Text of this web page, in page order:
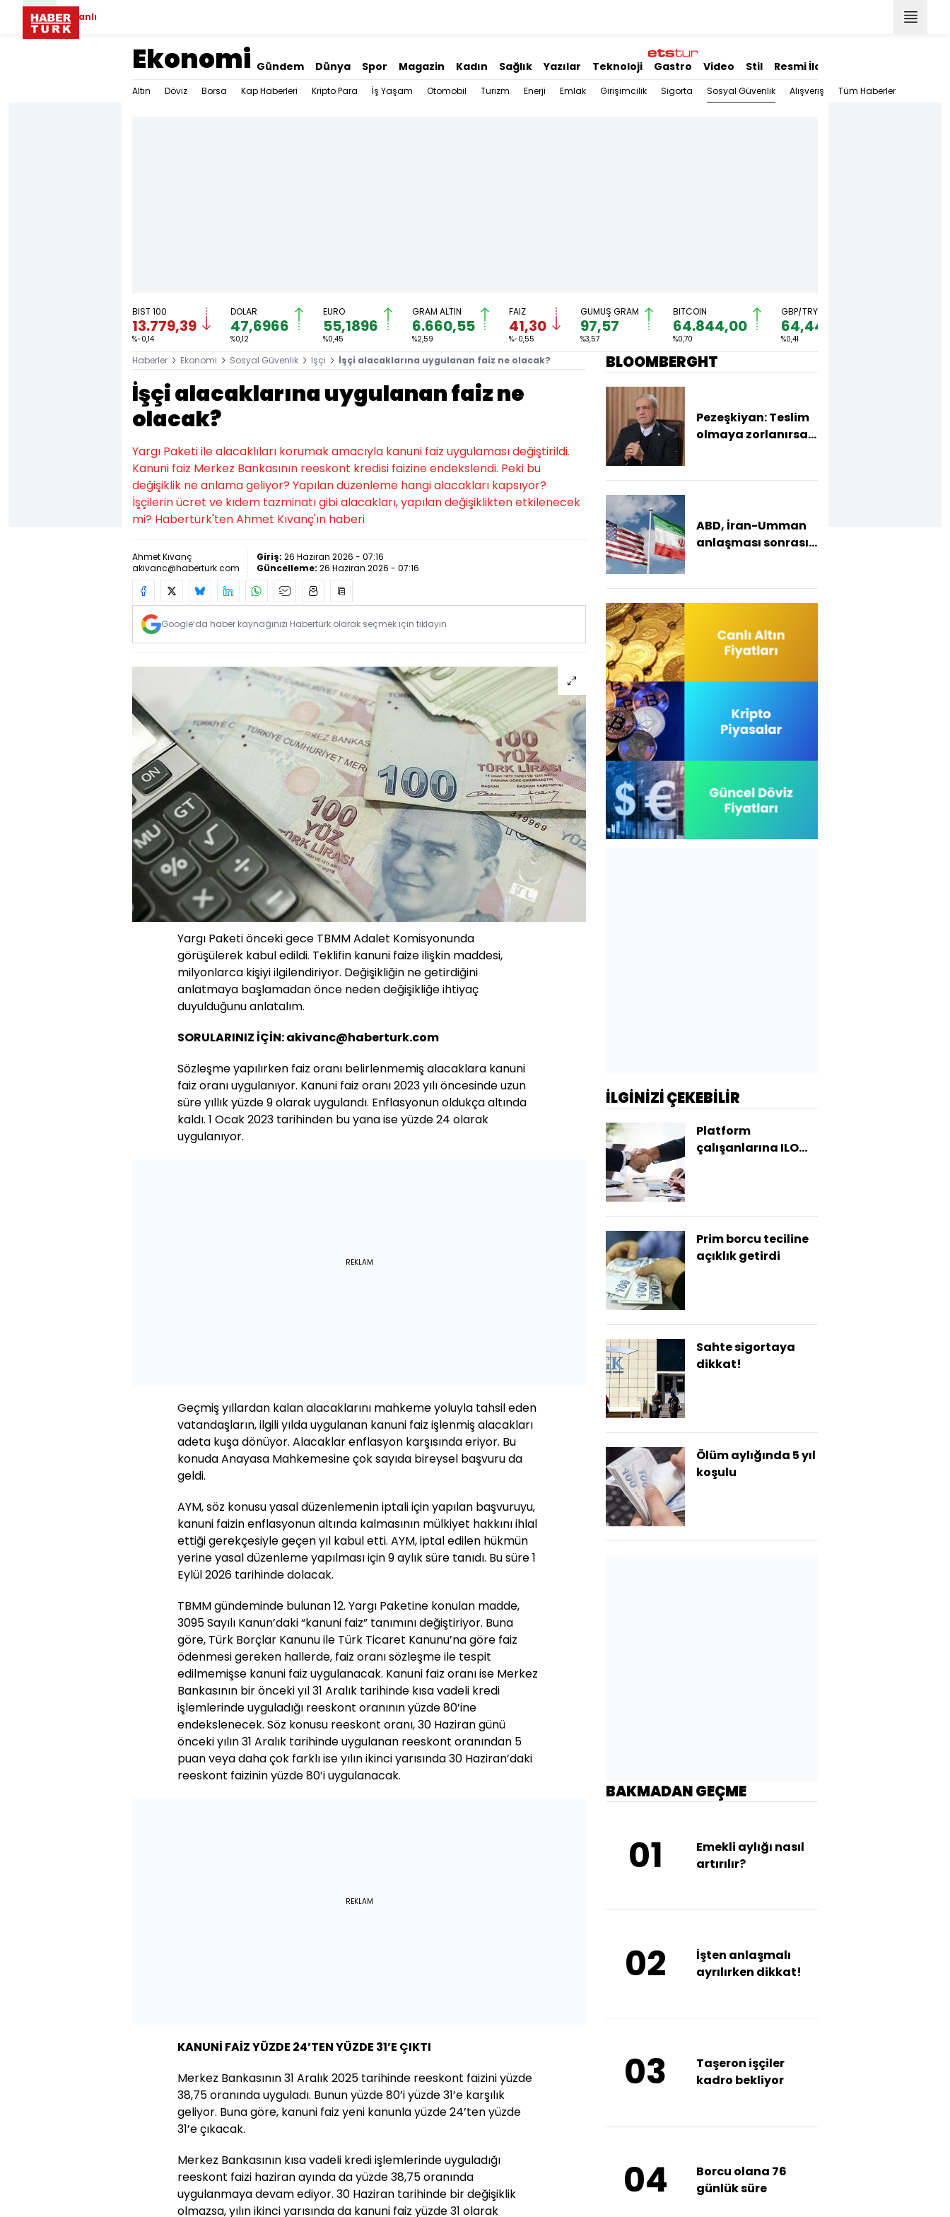
Canlı
Ekonomi Gündem Dünya Spor Magazin Kadın Sağlık Yazılar Teknoloji Gastro Video Stil Resmi İlanlar
Altın Döviz Borsa Kap Haberleri Kripto Para İş Yaşam Otomobil Turizm Enerji Emlak Girişimcilik Sigorta Sosyal Güvenlik Alışveriş Tüm Haberler
BIST 100
13.779,39
%-0,14
DOLAR
47,6966
%0,12
EURO
55,1896
%0,45
GRAM ALTIN
6.660,55
%2,59
FAİZ
41,30
%-0,55
GÜMÜŞ GRAM
97,57
%3,57
BITCOIN
64.844,00
%0,70
GBP/TRY
64,4492
%0,41
Haberler Ekonomi Sosyal Güvenlik İşçi İşçi alacaklarına uygulanan faiz ne olacak?
İşçi alacaklarına uygulanan faiz ne
olacak?
Yargı Paketi ile alacaklıları korumak amacıyla kanuni faiz uygulaması değiştirildi.
Kanuni faiz Merkez Bankasının reeskont kredisi faizine endekslendi. Peki bu
değişiklik ne anlama geliyor? Yapılan düzenleme hangi alacakları kapsıyor?
İşçilerin ücret ve kıdem tazminatı gibi alacakları, yapılan değişiklikten etkilenecek
mi? Habertürk'ten Ahmet Kıvanç'ın haberi
Ahmet Kıvanç
akivanc@haberturk.com
Giriş: 26 Haziran 2026 - 07:16
Güncelleme: 26 Haziran 2026 - 07:16
Google’da haber kaynağınızı Habertürk olarak seçmek için tıklayın
Yargı Paketi önceki gece TBMM Adalet Komisyonunda
görüşülerek kabul edildi. Teklifin kanuni faize ilişkin maddesi,
milyonlarca kişiyi ilgilendiriyor. Değişikliğin ne getirdiğini
anlatmaya başlamadan önce neden değişikliğe ihtiyaç
duyulduğunu anlatalım.
SORULARINIZ İÇİN: akivanc@haberturk.com
Sözleşme yapılırken faiz oranı belirlenmemiş alacaklara kanuni
faiz oranı uygulanıyor. Kanuni faiz oranı 2023 yılı öncesinde uzun
süre yıllık yüzde 9 olarak uygulandı. Enflasyonun oldukça altında
kaldı. 1 Ocak 2023 tarihinden bu yana ise yüzde 24 olarak
uygulanıyor.
REKLAM
Geçmiş yıllardan kalan alacaklarını mahkeme yoluyla tahsil eden
vatandaşların, ilgili yılda uygulanan kanuni faiz işlenmiş alacakları
adeta kuşa dönüyor. Alacaklar enflasyon karşısında eriyor. Bu
konuda Anayasa Mahkemesine çok sayıda bireysel başvuru da
geldi.
AYM, söz konusu yasal düzenlemenin iptali için yapılan başvuruyu,
kanuni faizin enflasyonun altında kalmasının mülkiyet hakkını ihlal
ettiği gerekçesiyle geçen yıl kabul etti. AYM, iptal edilen hükmün
yerine yasal düzenleme yapılması için 9 aylık süre tanıdı. Bu süre 1
Eylül 2026 tarihinde dolacak.
TBMM gündeminde bulunan 12. Yargı Paketine konulan madde,
3095 Sayılı Kanun’daki “kanuni faiz” tanımını değiştiriyor. Buna
göre, Türk Borçlar Kanunu ile Türk Ticaret Kanunu’na göre faiz
ödenmesi gereken hallerde, faiz oranı sözleşme ile tespit
edilmemişse kanuni faiz uygulanacak. Kanuni faiz oranı ise Merkez
Bankasının bir önceki yıl 31 Aralık tarihinde kısa vadeli kredi
işlemlerinde uyguladığı reeskont oranının yüzde 80’ine
endekslenecek. Söz konusu reeskont oranı, 30 Haziran günü
önceki yılın 31 Aralık tarihinde uygulanan reeskont oranından 5
puan veya daha çok farklı ise yılın ikinci yarısında 30 Haziran’daki
reeskont faizinin yüzde 80’i uygulanacak.
REKLAM
KANUNİ FAİZ YÜZDE 24’TEN YÜZDE 31’E ÇIKTI
Merkez Bankasının 31 Aralık 2025 tarihinde reeskont faizini yüzde
38,75 oranında uyguladı. Bunun yüzde 80’i yüzde 31’e karşılık
geliyor. Buna göre, kanuni faiz yeni kanunla yüzde 24’ten yüzde
31’e çıkacak.
Merkez Bankasının kısa vadeli kredi işlemlerinde uyguladığı
reeskont faizi haziran ayında da yüzde 38,75 oranında
uygulanmaya devam ediyor. 30 Haziran tarihinde bir değişiklik
olmazsa, yılın ikinci yarısında da kanuni faiz yüzde 31 olarak
BLOOMBERGHT
Pezeşkiyan: Teslim
olmaya zorlanırsak
ABD, İran-Umman
anlaşması sonrası
İLGİNİZİ ÇEKEBİLİR
Platform
çalışanlarına ILO
Prim borcu teciline
açıklık getirdi
Sahte sigortaya
dikkat!
Ölüm aylığında 5 yıl
koşulu
BAKMADAN GEÇME
01
Emekli aylığı nasıl
artırılır?
02
İşten anlaşmalı
ayrılırken dikkat!
03
Taşeron işçiler
kadro bekliyor
04
Borcu olana 76
günlük süre